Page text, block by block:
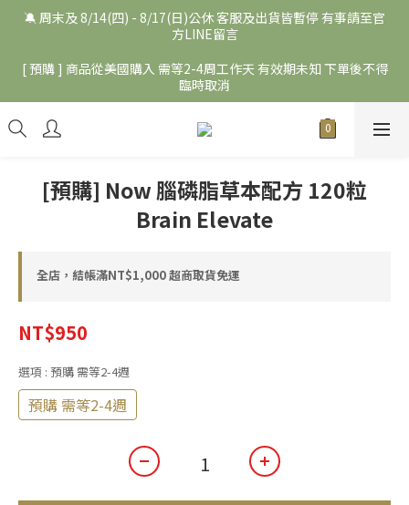
🔕 周末及 8/14(四) - 8/17(日)公休 客服及出貨皆暫停 有事請至官
方LINE留言
[ 預購 ] 商品從美國購入 需等2-4周工作天 有效期未知 下單後不得
臨時取消
[預購] Now 腦磷脂草本配方 120粒
Brain Elevate
全店，結帳滿NT$1,000 超商取貨免運
NT$950
選項 : 預購 需等2-4週
預購 需等2-4週